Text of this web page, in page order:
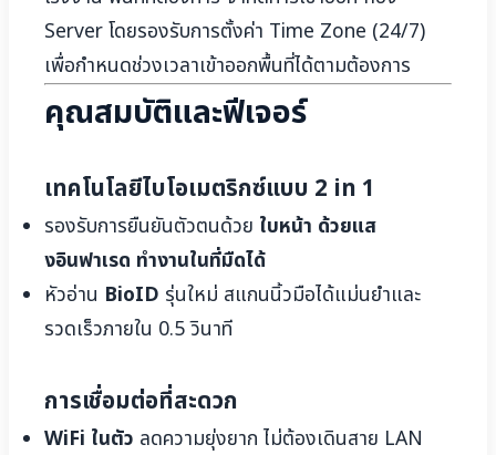
Server โดยรองรับการตั้งค่า Time Zone (24/7)
เพื่อกำหนดช่วงเวลาเข้าออกพื้นที่ได้ตามต้องการ
คุณสมบัติและฟีเจอร์
เทคโนโลยีไบโอเมตริกซ์แบบ 2 in 1
รองรับการยืนยันตัวตนด้วย ใบหน้า ด้วยแส
งอินฟาเรด ทำงานในที่มืดได้
หัวอ่าน BioID รุ่นใหม่ สแกนนิ้วมือได้แม่นยำและ
รวดเร็วภายใน 0.5 วินาที
การเชื่อมต่อที่สะดวก
WiFi ในตัว ลดความยุ่งยาก ไม่ต้องเดินสาย LAN